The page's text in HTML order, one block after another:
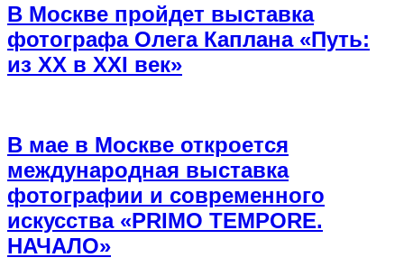
В Москве пройдет выставка
фотографа Олега Каплана «Путь:
из ХХ в ХХI век»
В мае в Москве откроется
международная выставка
фотографии и современного
искусства «PRIMO TEMPORE.
НАЧАЛО»